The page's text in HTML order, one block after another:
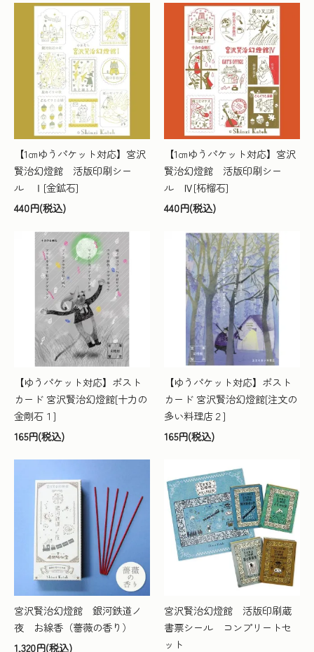
【1㎝ゆうパケット対応】宮沢
賢治幻燈館 活版印刷シー
ル Ⅰ[金鉱石]
440円(税込)
【1㎝ゆうパケット対応】宮沢
賢治幻燈館 活版印刷シー
ル Ⅳ[柘榴石]
440円(税込)
【ゆうパケット対応】ポスト
カード 宮沢賢治幻燈館[十力の
金剛石１]
165円(税込)
【ゆうパケット対応】ポスト
カード 宮沢賢治幻燈館[注文の
多い料理店２]
165円(税込)
宮沢賢治幻燈館 銀河鉄道ノ
夜 お線香（薔薇の香り）
1,320円(税込)
宮沢賢治幻燈館 活版印刷蔵
書票シール コンプリートセ
ット